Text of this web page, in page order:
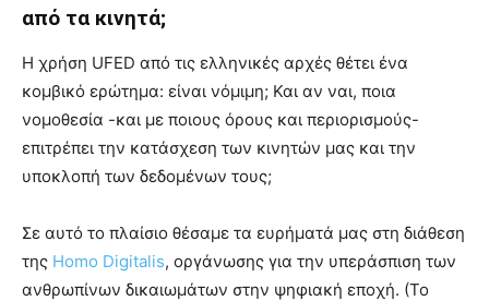
από τα κινητά;
Η χρήση UFED από τις ελληνικές αρχές θέτει ένα
κομβικό ερώτημα: είναι νόμιμη; Και αν ναι, ποια
νομοθεσία -και με ποιους όρους και περιορισμούς-
επιτρέπει την κατάσχεση των κινητών μας και την
υποκλοπή των δεδομένων τους;
Σε αυτό το πλαίσιο θέσαμε τα ευρήματά μας στη διάθεση
της Homo Digitalis, οργάνωσης για την υπεράσπιση των
ανθρωπίνων δικαιωμάτων στην ψηφιακή εποχή. (Το